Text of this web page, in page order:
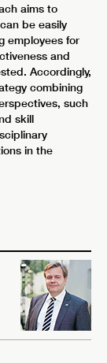
aims to
be easily
employees for
and
Accordingly,
combining
such
skill
in the